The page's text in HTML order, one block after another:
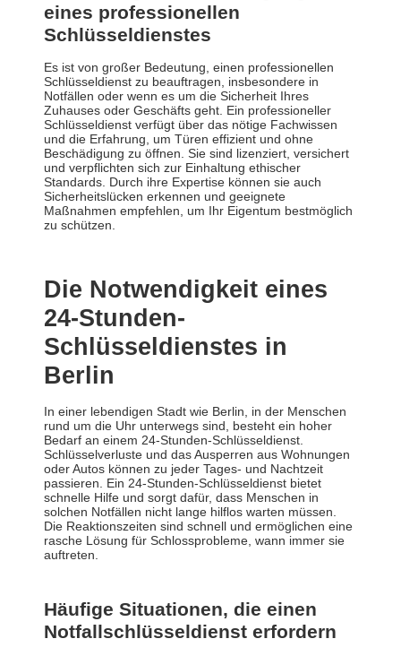
eines professionellen
Schlüsseldienstes
Es ist von großer Bedeutung, einen professionellen
Schlüsseldienst zu beauftragen, insbesondere in
Notfällen oder wenn es um die Sicherheit Ihres
Zuhauses oder Geschäfts geht. Ein professioneller
Schlüsseldienst verfügt über das nötige Fachwissen
und die Erfahrung, um Türen effizient und ohne
Beschädigung zu öffnen. Sie sind lizenziert, versichert
und verpflichten sich zur Einhaltung ethischer
Standards. Durch ihre Expertise können sie auch
Sicherheitslücken erkennen und geeignete
Maßnahmen empfehlen, um Ihr Eigentum bestmöglich
zu schützen.
Die Notwendigkeit eines
24-Stunden-
Schlüsseldienstes in
Berlin
In einer lebendigen Stadt wie Berlin, in der Menschen
rund um die Uhr unterwegs sind, besteht ein hoher
Bedarf an einem 24-Stunden-Schlüsseldienst.
Schlüsselverluste und das Ausperren aus Wohnungen
oder Autos können zu jeder Tages- und Nachtzeit
passieren. Ein 24-Stunden-Schlüsseldienst bietet
schnelle Hilfe und sorgt dafür, dass Menschen in
solchen Notfällen nicht lange hilflos warten müssen.
Die Reaktionszeiten sind schnell und ermöglichen eine
rasche Lösung für Schlossprobleme, wann immer sie
auftreten.
Häufige Situationen, die einen
Notfallschlüsseldienst erfordern